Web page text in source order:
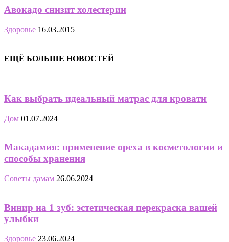
Авокадо снизит холестерин
Здоровье 16.03.2015
ЕЩЁ БОЛЬШЕ НОВОСТЕЙ
Как выбрать идеальный матрас для кровати
Дом 01.07.2024
Макадамия: применение ореха в косметологии и
способы хранения
Советы дамам 26.06.2024
Винир на 1 зуб: эстетическая перекраска вашей
улыбки
Здоровье 23.06.2024